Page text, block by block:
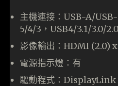
主機連接：USB-A/
5/4/3，USB4/3.1/3.0/2.0
影像輸出：HDMI (2.0)
電源指示燈：有
驅動程式：DisplayLink